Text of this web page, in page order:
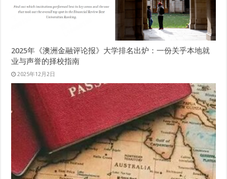
2025年《澳洲金融评论报》大学排名出炉：一份关乎本地就
业与声誉的择校指南
2025年12月2日